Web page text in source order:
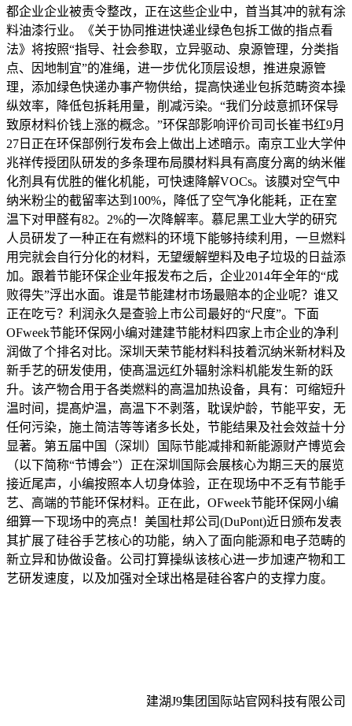
都企业企业被责令整改，正在这些企业中，首当其冲的就有涂
料油漆行业。《关于协同推进快递业绿色包拆工做的指点看
法》将按照“指导、社会参取，立异驱动、泉源管理，分类指
点、因地制宜”的准绳，进一步优化顶层设想，推进泉源管
理，添加绿色快递办事产物供给，提高快递业包拆范畴资本操
纵效率，降低包拆耗用量，削减污染。“我们分歧意抓环保导
致原材料价钱上涨的概念。”环保部影响评价司司长崔书红9月
27日正在环保部例行发布会上做出上述暗示。南京工业大学仲
兆祥传授团队研发的多条理布局膜材料具有高度分离的纳米催
化剂具有优胜的催化机能，可快速降解VOCs。该膜对空气中
纳米粉尘的截留率达到100%，降低了空气净化能耗，正在室
温下对甲醛有82。2%的一次降解率。慕尼黑工业大学的研究
人员研发了一种正在有燃料的环境下能够持续利用，一旦燃料
用完就会自行分化的材料，无望缓解塑料及电子垃圾的日益添
加。跟着节能环保企业年报发布之后，企业2014年全年的“成
败得失”浮出水面。谁是节能建材市场最赔本的企业呢？谁又
正在吃亏？利润永久是查验上市公司最好的“尺度”。下面
OFweek节能环保网小编对建建节能材料四家上市企业的净利
润做了个排名对比。深圳天荣节能材料科技着沉纳米新材料及
新手艺的研发使用，使髙温远红外辐射涂料机能发生新的跃
升。该产物合用于各类燃料的高温加热设备，具有：可缩短升
温时间，提髙炉温，高温下不剥落，耽误炉龄，节能平安，无
任何污染，施土简洁等等诸多长处，节能结果及社会效益十分
显著。第五届中国（深圳）国际节能减排和新能源财产博览会
（以下简称“节博会”）正在深圳国际会展核心为期三天的展览
接近尾声，小编按照本人切身体验，正在现场中不乏有节能手
艺、高端的节能环保材料。正在此，OFweek节能环保网小编
细算一下现场中的亮点！美国杜邦公司(DuPont)近日颁布发表
其扩展了硅谷手艺核心的功能，纳入了面向能源和电子范畴的
新立异和协做设备。公司打算操纵该核心进一步加速产物和工
艺研发速度，以及加强对全球出格是硅谷客户的支撑力度。
建湖J9集团国际站官网科技有限公司